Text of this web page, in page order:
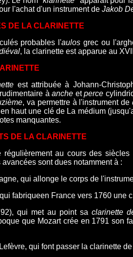
l'achat d'un instrument de Jakob
DE LA CLARINETTE
probables l'aulos grec ou
, la clarinette est apparue au
est attribuée à Johann-
àanche etperce
, va permettre à l'instrument de
haut une clé de La médium
manquantes.
DE LA CLARINETTE
régulièrement au cours des
sont dues notamment à :
qui allonge le corps de
fabriqueen France vers 1760 une
qui met au point sa clarinette
que Mozart crée en 1791 son
qui font passer la clarinette